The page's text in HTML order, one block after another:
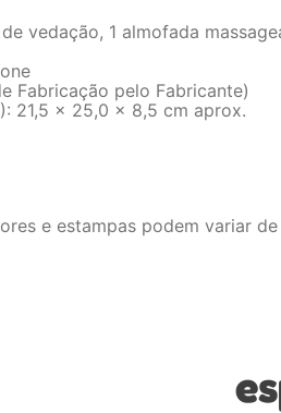
vedação, 1 almofada
Fabricação pelo Fabricante)
21,5 x 25,0 x 8,5 cm aprox.
e estampas podem variar